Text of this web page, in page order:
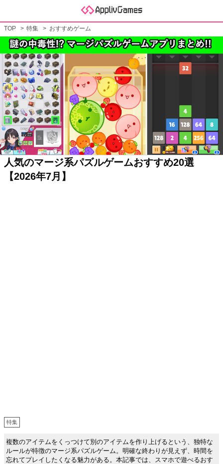
TOP 特集 おすすめゲーム
人気のマージ系パズルゲームおすすめ20選
【2026年7月】
特集
複数のアイテムをくっつけて別のアイテムを作り上げるという、独特な
ルールが特徴のマージ系パズルゲーム。明確な終わりが見えず、時間を
忘れてプレイしたくなる魅力がある。本記事では、スマホで遊べるおす